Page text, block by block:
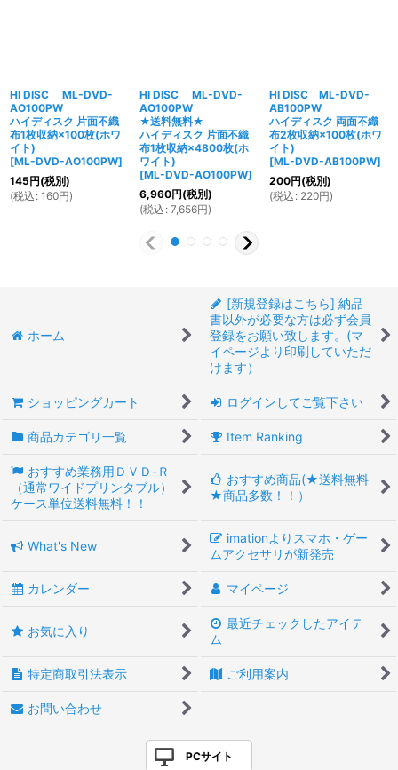
HI DISC ML-DVD-
AO100PW
ハイディスク 片面不織
布1枚収納×100枚(ホワ
イト)
[ML-DVD-AO100PW]
145円(税別)
(税込 : 160円)
HI DISC ML-DVD-
AO100PW
★送料無料★
ハイディスク 片面不織
布1枚収納×4800枚(ホ
ワイト)
[ML-DVD-AO100PW]
6,960円(税別)
(税込 : 7,656円)
HI DISC ML-DVD-
AB100PW
ハイディスク 両面不織
布2枚収納×100枚(ホワ
イト)
[ML-DVD-AB100PW]
200円(税別)
(税込 : 220円)
ホーム
[新規登録はこちら] 納品
書以外が必要な方は必ず会員
登録をお願い致します。(マ
イページより印刷していただ
けます）
ショッピングカート ログインしてご覧下さい
商品カテゴリ一覧 Item Ranking
おすすめ業務用ＤＶＤ-Ｒ
（通常ワイドプリンタブル）
ケース単位送料無料！！
おすすめ商品(★送料無料
★商品多数！！）
What's New
imationよりスマホ・ゲー
ムアクセサリが新発売
カレンダー マイページ
お気に入り
最近チェックしたアイテ
ム
特定商取引法表示 ご利用案内
お問い合わせ
PCサイト